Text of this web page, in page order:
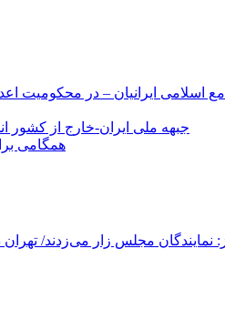
اسلامی ایرانیان – در
جبهه ملی ایران-خارج از کشور
همگامی
می‌زدند/ تهران در آتش؛ ۳۰ تیر ۱۳۳۱ میدان